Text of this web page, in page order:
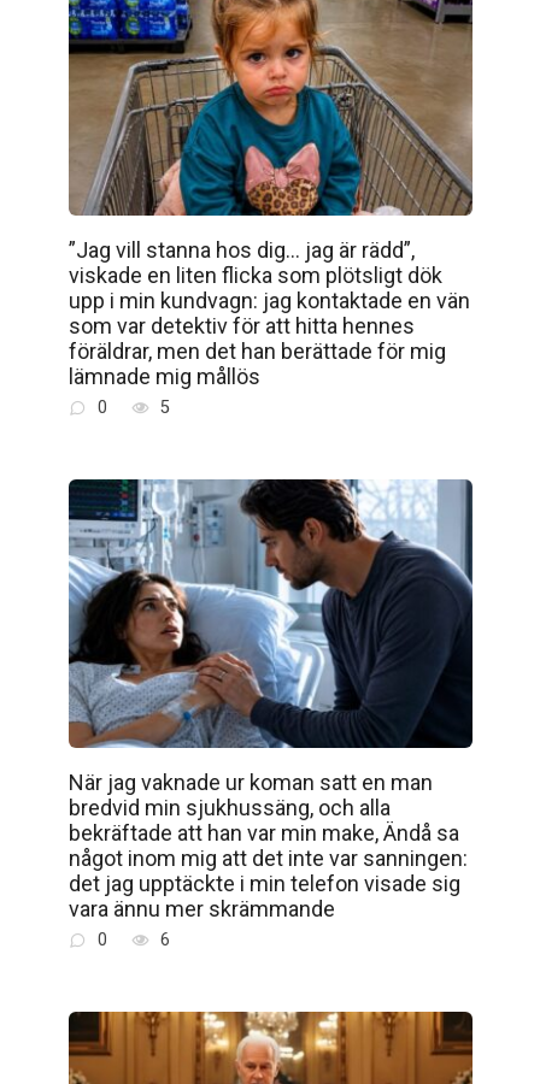
”Jag vill stanna hos dig… jag är rädd”,
viskade en liten flicka som plötsligt dök
upp i min kundvagn: jag kontaktade en vän
som var detektiv för att hitta hennes
föräldrar, men det han berättade för mig
lämnade mig mållös
0 5
När jag vaknade ur koman satt en man
bredvid min sjukhussäng, och alla
bekräftade att han var min make, Ändå sa
något inom mig att det inte var sanningen:
det jag upptäckte i min telefon visade sig
vara ännu mer skrämmande
0 6